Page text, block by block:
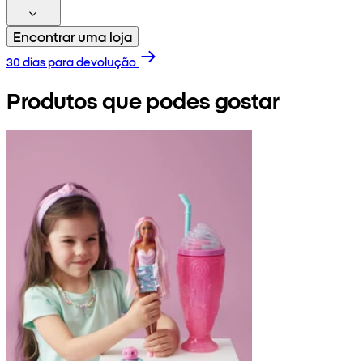
Encontrar uma loja
30 dias para devolução
Produtos que podes gostar